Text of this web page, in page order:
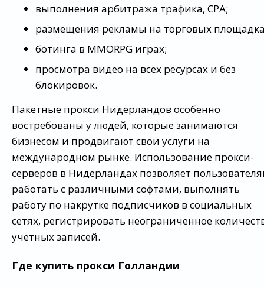
выполнения арбитража трафика, CPA;
размещения рекламы на торговых
ботинга в MMORPG играх;
просмотра видео на всех ресурсах и без
блокировок.
Пакетные прокси Нидерландов особенно
востребованы у людей, которые занимаются
бизнесом и продвигают свои услуги на
международном рынке. Использование прокси-
серверов в Нидерландах позволяет
работать с различными софтами, выполнять
работу по накрутке подписчиков в социальных
сетях, регистрировать неограниченное
учетных записей.
Где купить прокси Голландии